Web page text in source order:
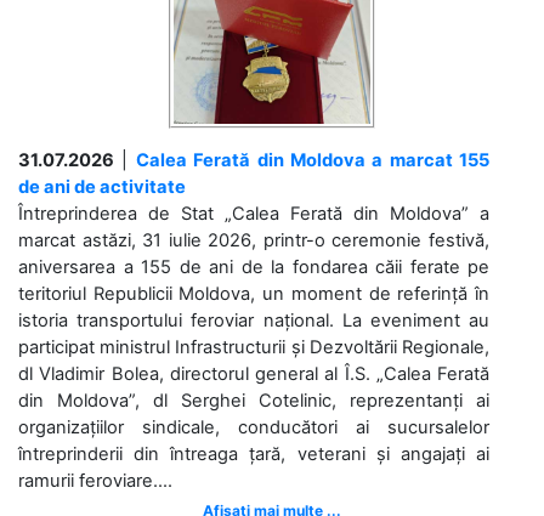
31.07.2026
Calea Ferată din Moldova a marcat 155
de ani de activitate
Întreprinderea de Stat „Calea Ferată din Moldova” a
marcat astăzi, 31 iulie 2026, printr-o ceremonie festivă,
aniversarea a 155 de ani de la fondarea căii ferate pe
teritoriul Republicii Moldova, un moment de referință în
istoria transportului feroviar național. La eveniment au
participat ministrul Infrastructurii și Dezvoltării Regionale,
dl Vladimir Bolea, directorul general al Î.S. „Calea Ferată
din Moldova”, dl Serghei Cotelinic, reprezentanți ai
organizațiilor sindicale, conducători ai sucursalelor
întreprinderii din întreaga țară, veterani și angajați ai
ramurii feroviare....
Afișați mai multe ...